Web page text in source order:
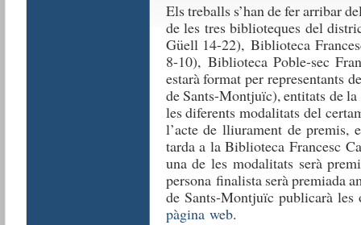
Els treballs s’han de fer arribar
de les tres biblioteques del
Güell 14-22), Biblioteca
8-10), Biblioteca Poble-sec
estarà format per representants
de Sants-Montjuïc), entitats de
les diferents modalitats del
l’acte de lliurament de premis,
tarda a la Biblioteca Francesc
una de les modalitats serà
persona finalista serà premiada
de Sants-Montjuïc publicarà les
pàgina web.